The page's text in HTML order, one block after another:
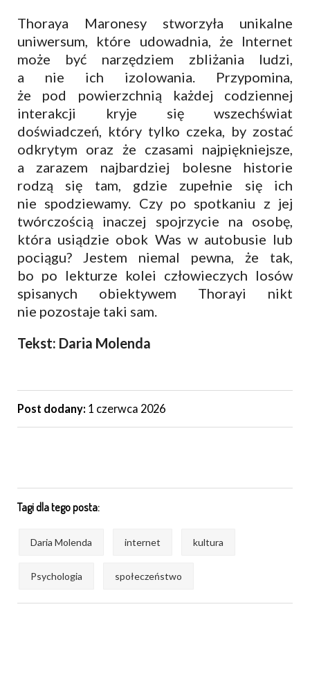
Thoraya Maronesy stworzyła unikalne
uniwersum, które udowadnia, że Internet
może być narzędziem zbliżania ludzi,
a nie ich izolowania. Przypomina,
że pod powierzchnią każdej codziennej
interakcji kryje się wszechświat
doświadczeń, który tylko czeka, by zostać
odkrytym oraz że czasami najpiękniejsze,
a zarazem najbardziej bolesne historie
rodzą się tam, gdzie zupełnie się ich
nie spodziewamy. Czy po spotkaniu z jej
twórczością inaczej spojrzycie na osobę,
która usiądzie obok Was w autobusie lub
pociągu? Jestem niemal pewna, że tak,
bo po lekturze kolei człowieczych losów
spisanych obiektywem Thorayi nikt
nie pozostaje taki sam.
Tekst: Daria Molenda
Post dodany: 1 czerwca 2026
Tagi dla tego posta:
Daria Molenda internet kultura
Psychologia społeczeństwo